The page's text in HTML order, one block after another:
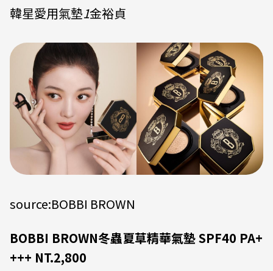
韓星愛用氣墊1金裕貞
source:BOBBI BROWN
BOBBI BROWN冬蟲夏草精華氣墊 SPF40 PA+
+++ NT.2,800